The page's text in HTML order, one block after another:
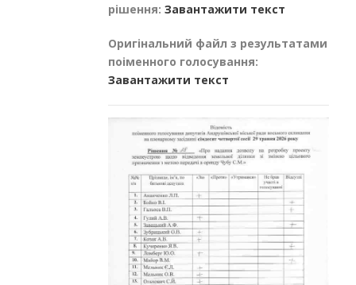
рішення: Завантажити текст
Оригінальний файл з результатами
поіменного голосування:
Завантажити текст